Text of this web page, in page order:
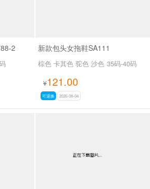
2 新款包头女拖鞋SA111
棕色 卡其色 驼色 沙色 35码-40码
¥121.00
可退换 2026-08-04